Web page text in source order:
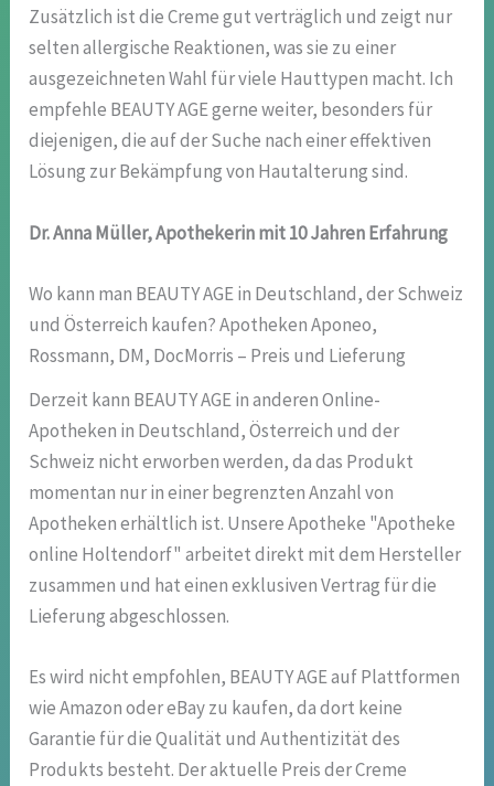
Zusätzlich ist die Creme gut verträglich und zeigt nur
selten allergische Reaktionen, was sie zu einer
ausgezeichneten Wahl für viele Hauttypen macht. Ich
empfehle BEAUTY AGE gerne weiter, besonders für
diejenigen, die auf der Suche nach einer effektiven
Lösung zur Bekämpfung von Hautalterung sind.
Dr. Anna Müller, Apothekerin mit 10 Jahren Erfahrung
Wo kann man BEAUTY AGE in Deutschland, der Schweiz
und Österreich kaufen? Apotheken Aponeo,
Rossmann, DM, DocMorris – Preis und Lieferung
Derzeit kann BEAUTY AGE in anderen Online-
Apotheken in Deutschland, Österreich und der
Schweiz nicht erworben werden, da das Produkt
momentan nur in einer begrenzten Anzahl von
Apotheken erhältlich ist. Unsere Apotheke "Apotheke
online Holtendorf" arbeitet direkt mit dem Hersteller
zusammen und hat einen exklusiven Vertrag für die
Lieferung abgeschlossen.
Es wird nicht empfohlen, BEAUTY AGE auf Plattformen
wie Amazon oder eBay zu kaufen, da dort keine
Garantie für die Qualität und Authentizität des
Produkts besteht. Der aktuelle Preis der Creme